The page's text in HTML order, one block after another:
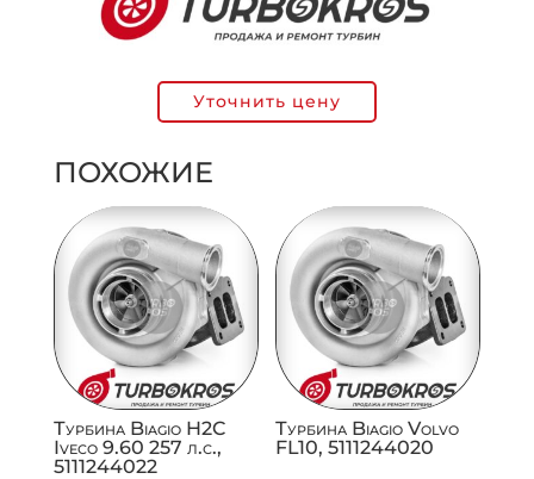
Уточнить цену
ПОХОЖИЕ
Турбина Biagio H2C
Iveco 9.60 257 л.с.,
5111244022
Турбина Biagio Volvo
FL10, 5111244020